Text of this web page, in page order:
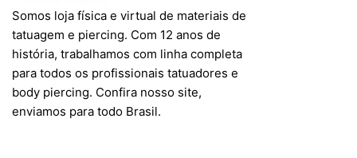
Somos loja física e virtual de materiais de
tatuagem e piercing. Com 12 anos de
história, trabalhamos com linha completa
para todos os profissionais tatuadores e
body piercing. Confira nosso site,
enviamos para todo Brasil.